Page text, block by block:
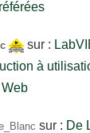
sur :
à
Blanc sur : De